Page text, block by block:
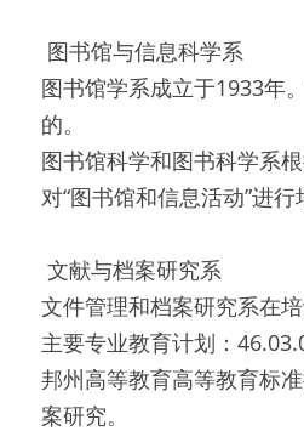
图书馆与信息科学系
图书馆学系成立于1933年
的。
图书馆科学和图书科学系
对“图书馆和信息活动”进行
文献与档案研究系
文件管理和档案研究系在
主要专业教育计划：
邦州高等教育高等教育标
案研究。